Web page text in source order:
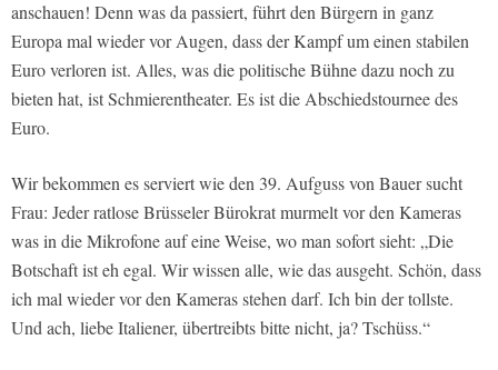
anschauen! Denn was da passiert, führt den Bürgern in ganz
Europa mal wieder vor Augen, dass der Kampf um einen stabilen
Euro verloren ist. Alles, was die politische Bühne dazu noch zu
bieten hat, ist Schmierentheater. Es ist die Abschiedstournee des
Euro.
Wir bekommen es serviert wie den 39. Aufguss von Bauer sucht
Frau: Jeder ratlose Brüsseler Bürokrat murmelt vor den Kameras
was in die Mikrofone auf eine Weise, wo man sofort sieht: „Die
Botschaft ist eh egal. Wir wissen alle, wie das ausgeht. Schön, dass
ich mal wieder vor den Kameras stehen darf. Ich bin der tollste.
Und ach, liebe Italiener, übertreibts bitte nicht, ja? Tschüss.“